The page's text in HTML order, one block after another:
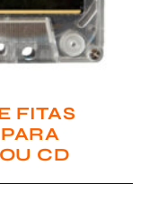
FITAS
CD